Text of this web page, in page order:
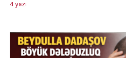
4 yazı